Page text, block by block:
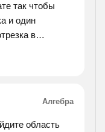
так чтобы
и один
в
Алгебра
область